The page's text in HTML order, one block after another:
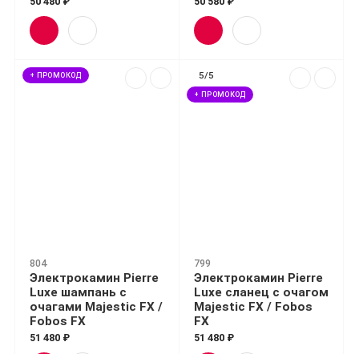
+ ПРОМОКОД
804
Электрокамин Pierre
Luxe шампань с
очагами Majestic FX /
Fobos FX
51 480 ₽
5/5
+ ПРОМОКОД
799
Электрокамин Pierre
Luxe сланец с очагом
Majestic FX / Fobos
FX
51 480 ₽